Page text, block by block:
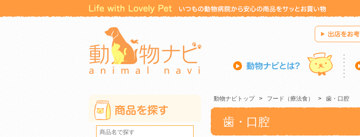
動物ナビトップ > フード（療法食） > 歯・口腔
歯・口腔